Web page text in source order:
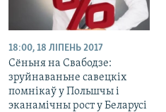
18:00, 18 ЛІПЕНЬ 2017
Сёньня на Свабодзе:
зруйнаваньне савецкіх
помнікаў у Польшчы і
эканамічны рост у Беларусі